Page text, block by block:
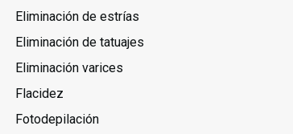
Eliminación de estrías
Eliminación de tatuajes
Eliminación varices
Flacidez
Fotodepilación